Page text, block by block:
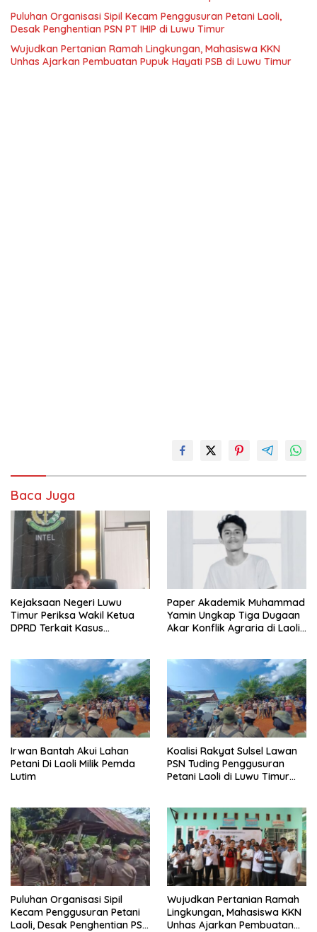
Puluhan Organisasi Sipil Kecam Penggusuran Petani Laoli,
Desak Penghentian PSN PT IHIP di Luwu Timur
Wujudkan Pertanian Ramah Lingkungan, Mahasiswa KKN
Unhas Ajarkan Pembuatan Pupuk Hayati PSB di Luwu Timur
Baca Juga
Kejaksaan Negeri Luwu
Timur Periksa Wakil Ketua
DPRD Terkait Kasus
Paper Akademik Muhammad
Yamin Ungkap Tiga Dugaan
Akar Konflik Agraria di Laoli
Irwan Bantah Akui Lahan
Petani Di Laoli Milik Pemda
Lutim
Koalisi Rakyat Sulsel Lawan
PSN Tuding Penggusuran
Petani Laoli di Luwu Timur
Puluhan Organisasi Sipil
Kecam Penggusuran Petani
Laoli, Desak Penghentian PSN
Wujudkan Pertanian Ramah
Lingkungan, Mahasiswa KKN
Unhas Ajarkan Pembuatan